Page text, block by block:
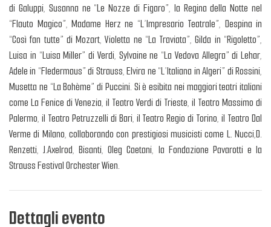
di Galuppi, Susanna ne “Le Nozze di Figaro”, la Regina della Notte nel
“Flauto Magico”, Madame Herz ne “L’Impresario Teatrale”, Despina in
“Così fan tutte” di Mozart, Violetta ne “La Traviata”, Gilda in “Rigoletto”,
Luisa in “Luisa Miller” di Verdi, Sylvaine ne “La Vedova Allegra” di Lehar,
Adele in “Fledermaus” di Strauss, Elvira ne “L’Italiana in Algeri” di Rossini,
Musetta ne “La Bohème” di Puccini. Si è esibita nei maggiori teatri italiani
come La Fenice di Venezia, il Teatro Verdi di Trieste, il Teatro Massimo di
Palermo, il Teatro Petruzzelli di Bari, il Teatro Regio di Torino, il Teatro Dal
Verme di Milano, collaborando con prestigiosi musicisti come L. Nucci,D.
Renzetti, J.Axelrod, Bisanti, Oleg Caetani, la Fondazione Pavarotti e la
Strauss Festival Orchester Wien.
Dettagli evento